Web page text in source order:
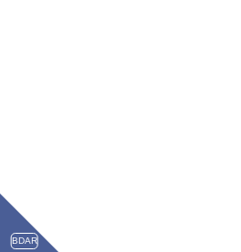
BDAR
Visos teisės saugomos.